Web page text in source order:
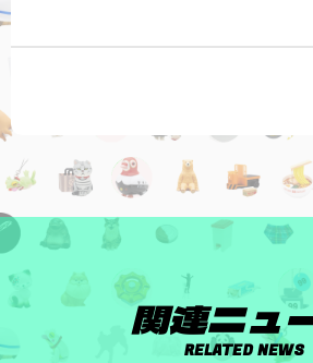
関連ニュ
RELATED NEWS